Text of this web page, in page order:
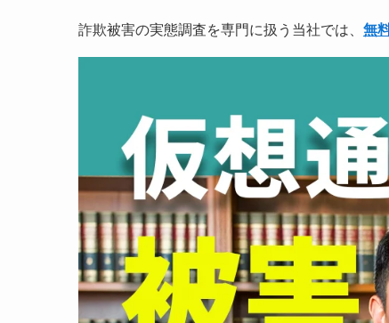
詐欺被害の実態調査を専門に扱う当社では、 無